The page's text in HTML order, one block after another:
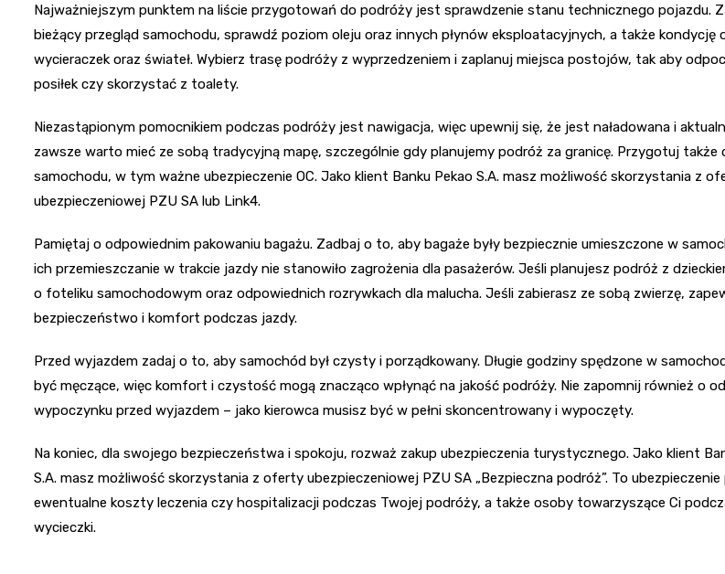
Najważniejszym punktem na liście przygotowań do podróży jest sprawdzenie stanu technicznego pojazdu.
bieżący przegląd samochodu, sprawdź poziom oleju oraz innych płynów eksploatacyjnych, a także kondycję
wycieraczek oraz świateł. Wybierz trasę podróży z wyprzedzeniem i zaplanuj miejsca postojów, tak aby
posiłek czy skorzystać z toalety.
Niezastąpionym pomocnikiem podczas podróży jest nawigacja, więc upewnij się, że jest naładowana i
zawsze warto mieć ze sobą tradycyjną mapę, szczególnie gdy planujemy podróż za granicę. Przygotuj także
samochodu, w tym ważne ubezpieczenie OC. Jako klient Banku Pekao S.A. masz możliwość skorzystania z
ubezpieczeniowej PZU SA lub Link4.
Pamiętaj o odpowiednim pakowaniu bagażu. Zadbaj o to, aby bagaże były bezpiecznie umieszczone w
ich przemieszczanie w trakcie jazdy nie stanowiło zagrożenia dla pasażerów. Jeśli planujesz podróż z
o foteliku samochodowym oraz odpowiednich rozrywkach dla malucha. Jeśli zabierasz ze sobą zwierzę,
bezpieczeństwo i komfort podczas jazdy.
Przed wyjazdem zadaj o to, aby samochód był czysty i porządkowany. Długie godziny spędzone w
być męczące, więc komfort i czystość mogą znacząco wpłynąć na jakość podróży. Nie zapomnij również o
wypoczynku przed wyjazdem – jako kierowca musisz być w pełni skoncentrowany i wypoczęty.
Na koniec, dla swojego bezpieczeństwa i spokoju, rozważ zakup ubezpieczenia turystycznego. Jako klient
S.A. masz możliwość skorzystania z oferty ubezpieczeniowej PZU SA „Bezpieczna podróż”. To ubezpieczenie
ewentualne koszty leczenia czy hospitalizacji podczas Twojej podróży, a także osoby towarzyszące Ci
wycieczki.